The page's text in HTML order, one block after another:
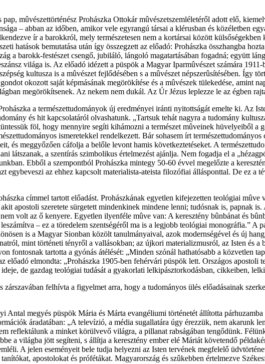
mûvészettörténész Prohászka Ottokár mûvészetszemléletéről adott elő,
– abban az időben, amikor vele egyrangú társai a klérusban és közéletben
ír a barokkról, mely természetesen nem a kortársai között
hatások bemutatása után így összegzett az előadó: Prohászka összhangba
a barokk-festészet csengő, jubiláló, lángoló magatartásában fogadná; együtt
világa is. Az előadó idézett a püspök a Magyar Iparmûvészet számára
kultusza is a mûvészet fejlődésében s a mûvészet népszerûsítésében. Így
okozott saját képmásának megörökítése és a mûvészek tülekedése, amint
megörökítsenek. Az nekem nem dukál. Az Úr Jézus leplezze le az égben
a természettudományok új eredményei iránti nyitottságát emelte ki. Az
és hit kapcsolatáról olvashatunk. „Tartsuk tehát nagyra a tudomány
föl, hogy mennyire segíti kihámozni a természet mûveinek hüvelyeiből a
ismeretekkel rendelkezett. Bár sohasem írt
és meggyőzően cáfolja a belőle levont hamis következtetéseket. A
látszanak, a szentírás szimbolikus értelmezést ajánlja. Nem fogadja el a
Ebből a szempontból Prohászka mintegy 50-60 évvel megelőzte a
egybeveszi az ehhez kapcsolt materialista-ateista filozófiai állásponttal. De ez a
címmel tartott előadást. Prohászkának egyetlen kifejezetten teológiai
apostoli szeretete sürgetett mindenkinek mindene lenni; tudósnak is, papnak
volt az ő kenyere. Egyetlen ilyenféle mûve van: A keresztény bûnbánat és
– ez a töredelem szentségéről ma is a legjobb teológiai monográfia.”
is a Magyar Sionban közölt tanulmányaival, azok modernségével és új
mint történeti tényről a vallásokban; az újkori materializmusról, az Isten és
fontosnak tartotta a gyónás átélését: „Minden szónál hathatósabb a közvetlen
előadó elmondta: „Prohászka 1905-ben fehérvári püspök lett. Országos apostoli
de gazdag teológiai tudását a gyakorlati lelkipásztorkodásban, cikkeiben,
felhívta a figyelmet arra, hogy a tudományos ülés előadásainak
Antal megyés püspök Mária és Márta evangéliumi történetét állította
áradatában: „A televízió, a média sugallatára úgy érezzük, nem akarunk
reflektálunk a minket körülvevő világra, a pillanat rabságában tengődünk.
a világba jött segíteni, s állítja a keresztény ember elé Máriát követendő
A jelen eseményeit bele tudja helyezni az Isten tervének megfelelő
apostolokat és prófétákat. Magyarország és szûkebben értelmezve